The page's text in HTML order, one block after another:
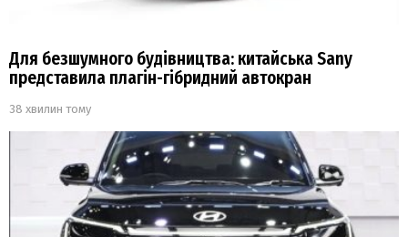
Для безшумного будівництва: китайська Sany
представила плагін-гібридний автокран
38 хвилин тому